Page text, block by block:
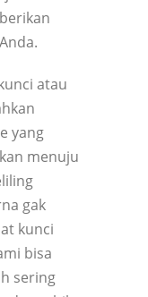
atau
yang
menuju
gak
kunci
bisa
sering